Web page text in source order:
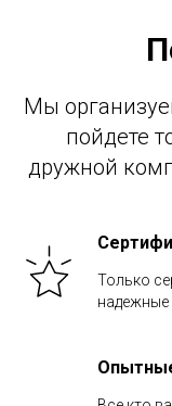
Мы
пойдете
дружной
Только
надежные